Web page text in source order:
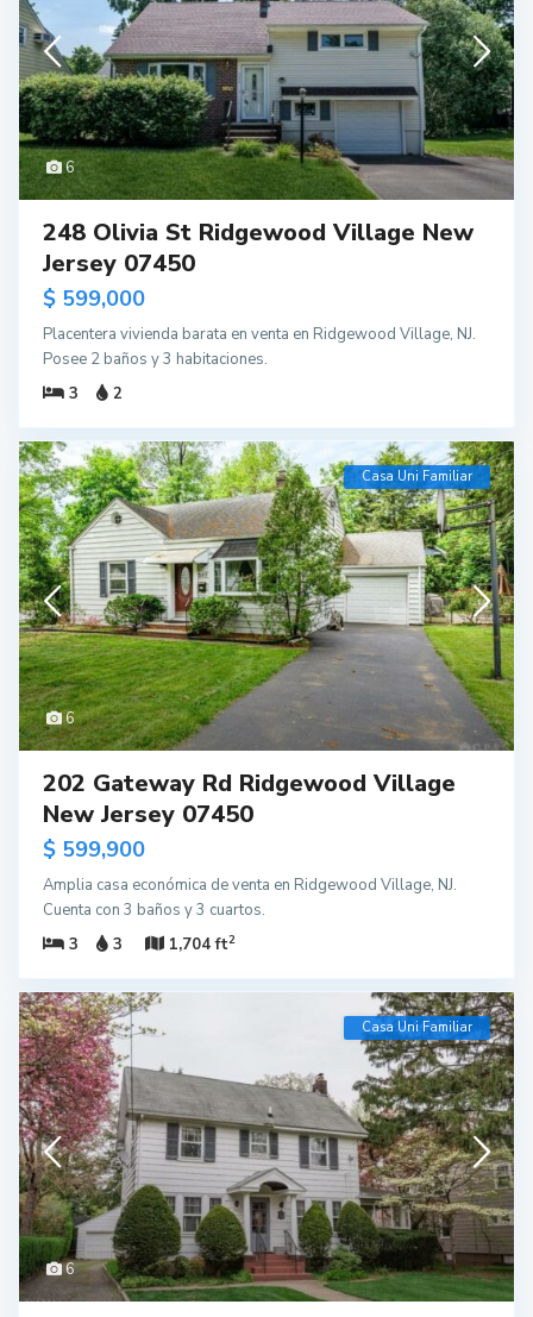
6
248 Olivia St Ridgewood Village New
Jersey 07450
$ 599,000
Placentera vivienda barata en venta en Ridgewood Village, NJ.
Posee 2 baños y 3 habitaciones.
3
2
6
Casa Uni Familiar
202 Gateway Rd Ridgewood Village
New Jersey 07450
$ 599,900
Amplia casa económica de venta en Ridgewood Village, NJ.
Cuenta con 3 baños y 3 cuartos.
3
3 1,704 ft2
6
Casa Uni Familiar